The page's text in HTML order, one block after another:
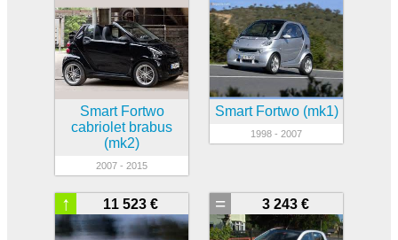
Smart Fortwo
cabriolet brabus
(mk2)
2007 - 2015
Smart Fortwo (mk1)
1998 - 2007
11 523 €
↑ 3 243 €
=